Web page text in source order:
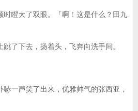
时瞪大了双眼。「啊！这是什么？田九
了下去，扬着头，飞奔向洗手间。
哧一声笑了出来，优雅帅气的张西亚，